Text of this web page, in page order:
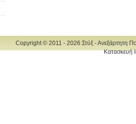
Copyright © 2011 - 2026 Στύξ - Ανεξάρτητη
Κατασκευή